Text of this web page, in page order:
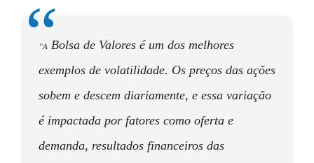
“A Bolsa de Valores é um dos melhores
exemplos de volatilidade. Os preços das ações
sobem e descem diariamente, e essa variação
é impactada por fatores como oferta e
demanda, resultados financeiros das